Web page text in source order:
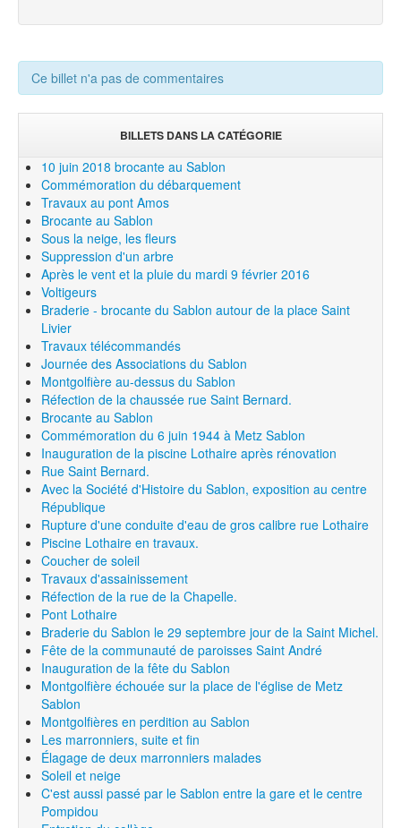
Ce billet n'a pas de commentaires
BILLETS DANS LA CATÉGORIE
10 juin 2018 brocante au Sablon
Commémoration du débarquement
Travaux au pont Amos
Brocante au Sablon
Sous la neige, les fleurs
Suppression d'un arbre
Après le vent et la pluie du mardi 9 février 2016
Voltigeurs
Braderie - brocante du Sablon autour de la place Saint
Livier
Travaux télécommandés
Journée des Associations du Sablon
Montgolfière au-dessus du Sablon
Réfection de la chaussée rue Saint Bernard.
Brocante au Sablon
Commémoration du 6 juin 1944 à Metz Sablon
Inauguration de la piscine Lothaire après rénovation
Rue Saint Bernard.
Avec la Société d'Histoire du Sablon, exposition au centre
République
Rupture d'une conduite d'eau de gros calibre rue Lothaire
Piscine Lothaire en travaux.
Coucher de soleil
Travaux d'assainissement
Réfection de la rue de la Chapelle.
Pont Lothaire
Braderie du Sablon le 29 septembre jour de la Saint Michel.
Fête de la communauté de paroisses Saint André
Inauguration de la fête du Sablon
Montgolfière échouée sur la place de l'église de Metz
Sablon
Montgolfières en perdition au Sablon
Les marronniers, suite et fin
Élagage de deux marronniers malades
Soleil et neige
C'est aussi passé par le Sablon entre la gare et le centre
Pompidou